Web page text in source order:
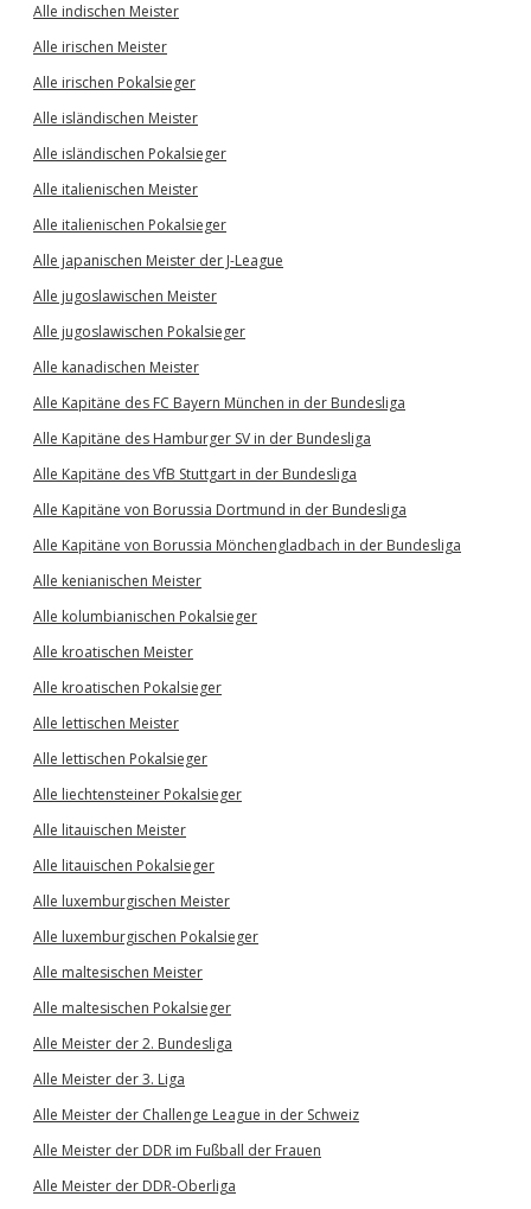
Alle indischen Meister
Alle irischen Meister
Alle irischen Pokalsieger
Alle isländischen Meister
Alle isländischen Pokalsieger
Alle italienischen Meister
Alle italienischen Pokalsieger
Alle japanischen Meister der J-League
Alle jugoslawischen Meister
Alle jugoslawischen Pokalsieger
Alle kanadischen Meister
Alle Kapitäne des FC Bayern München in der Bundesliga
Alle Kapitäne des Hamburger SV in der Bundesliga
Alle Kapitäne des VfB Stuttgart in der Bundesliga
Alle Kapitäne von Borussia Dortmund in der Bundesliga
Alle Kapitäne von Borussia Mönchengladbach in der Bundesliga
Alle kenianischen Meister
Alle kolumbianischen Pokalsieger
Alle kroatischen Meister
Alle kroatischen Pokalsieger
Alle lettischen Meister
Alle lettischen Pokalsieger
Alle liechtensteiner Pokalsieger
Alle litauischen Meister
Alle litauischen Pokalsieger
Alle luxemburgischen Meister
Alle luxemburgischen Pokalsieger
Alle maltesischen Meister
Alle maltesischen Pokalsieger
Alle Meister der 2. Bundesliga
Alle Meister der 3. Liga
Alle Meister der Challenge League in der Schweiz
Alle Meister der DDR im Fußball der Frauen
Alle Meister der DDR-Oberliga